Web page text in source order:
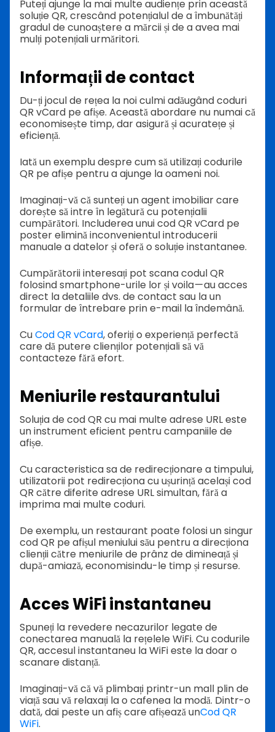
Puteți ajunge la mai multe audiențe prin această
soluție QR, crescând potențialul de a îmbunătăți
gradul de cunoaștere a mărcii și de a avea mai
mulți potențiali urmăritori.
Informații de contact
Du-ți jocul de rețea la noi culmi adăugând coduri
QR vCard pe afișe. Această abordare nu numai că
economisește timp, dar asigură și acuratețe și
eficiență.
Iată un exemplu despre cum să utilizați codurile
QR pe afișe pentru a ajunge la oameni noi.
Imaginați-vă că sunteți un agent imobiliar care
dorește să intre în legătură cu potențialii
cumpărători. Includerea unui cod QR vCard pe
poster elimină inconvenientul introducerii
manuale a datelor și oferă o soluție instantanee.
Cumpărătorii interesați pot scana codul QR
folosind smartphone-urile lor și voila — au acces
direct la detaliile dvs. de contact sau la un
formular de întrebare prin e-mail la îndemână.
CuCod QR vCard, oferiți o experiență perfectă
care dă putere clienților potențiali să vă
contacteze fără efort.
Meniurile restaurantului
Soluția de cod QR cu mai multe adrese URL este
un instrument eficient pentru campaniile de
afișe.
Cu caracteristica sa de redirecționare a timpului,
utilizatorii pot redirecționa cu ușurință același cod
QR către diferite adrese URL simultan, fără a
imprima mai multe coduri.
De exemplu, un restaurant poate folosi un singur
cod QR pe afișul meniului său pentru a direcționa
clienții către meniurile de prânz de dimineață și
după-amiază, economisindu-le timp și resurse.
Acces WiFi instantaneu
Spuneți la revedere necazurilor legate de
conectarea manuală la rețelele WiFi. Cu codurile
QR, accesul instantaneu la WiFi este la doar o
scanare distanță.
Imaginați-vă că vă plimbați printr-un mall plin de
viață sau vă relaxați la o cafenea la modă. Dintr-o
dată, dai peste un afiș care afișează unCod QR
WiFi.